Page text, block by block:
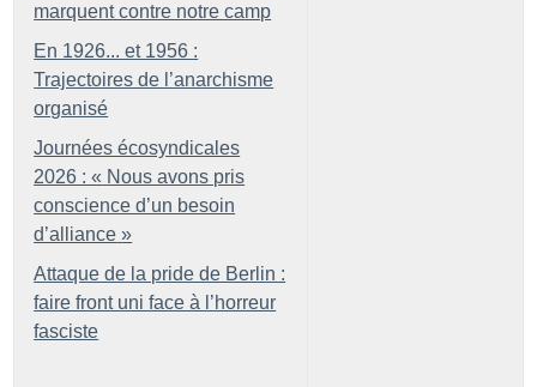
marquent contre notre camp
En 1926... et 1956 :
Trajectoires de l’anarchisme
organisé
Journées écosyndicales
2026 : « Nous avons pris
conscience d’un besoin
d’alliance »
Attaque de la pride de Berlin :
faire front uni face à l’horreur
fasciste